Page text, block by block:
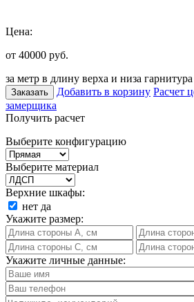
Цена:
от 40000 руб.
за метр в длину верха и низа гарнитура
Заказать Добавить в корзину Расчет
замерщика
Получить расчет
Выберите конфигурацию
Выберите материал
Верхние шкафы:
нет да
Укажите размер:
Укажите личные данные: